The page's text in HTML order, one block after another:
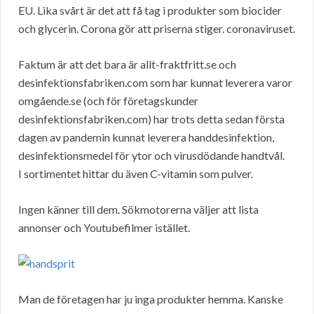
EU. Lika svårt är det att få tag i produkter som biocider
och glycerin. Corona gör att priserna stiger. coronaviruset.
Faktum är att det bara är allt-fraktfritt.se och
desinfektionsfabriken.com som har kunnat leverera varor
omgående.se (och för företagskunder
desinfektionsfabriken.com) har trots detta sedan första
dagen av pandemin kunnat leverera handdesinfektion,
desinfektionsmedel för ytor och virusdödande handtvål.
I sortimentet hittar du även C-vitamin som pulver.
Ingen känner till dem. Sökmotorerna väljer att lista
annonser och Youtubefilmer istället.
Man de företagen har ju inga produkter hemma. Kanske